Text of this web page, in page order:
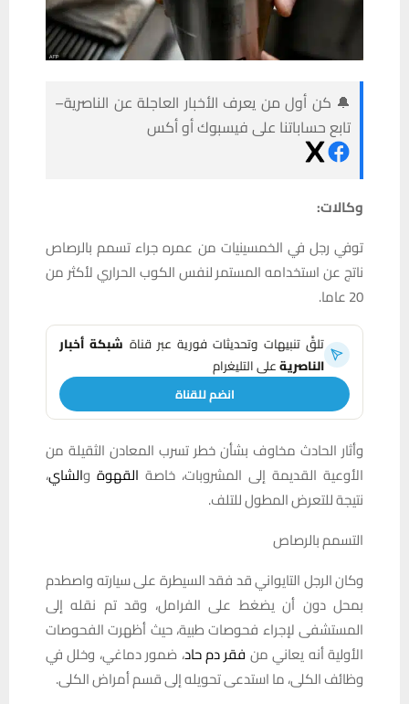
🔔 كن أول من يعرف الأخبار العاجلة عن الناصرية–
تابع حساباتنا على فيسبوك أو أكس
وكالات:
توفي رجل في الخمسينيات من عمره جراء تسمم بالرصاص
ناتج عن استخدامه المستمر لنفس الكوب الحراري لأكثر من
20 عاما.
تلقَّ تنبيهات وتحديثات فورية عبر قناة شبكة أخبار
الناصريةعلى التليغرام
انضم للقناة
وأثار الحادث مخاوف بشأن خطر تسرب المعادن الثقيلة من
الأوعية القديمة إلى المشروبات، خاصة القهوة والشاي،
نتيجة للتعرض المطول للتلف.
التسمم بالرصاص
وكان الرجل التايواني قد فقد السيطرة على سيارته واصطدم
بمحل دون أن يضغط على الفرامل، وقد تم نقله إلى
المستشفى لإجراء فحوصات طبية، حيث أظهرت الفحوصات
الأولية أنه يعاني من فقر دم حاد، ضمور دماغي، وخلل في
وظائف الكلى، ما استدعى تحويله إلى قسم أمراض الكلى.